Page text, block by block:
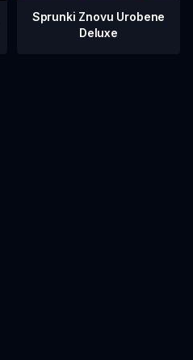
Sprunki Znovu Urobene
Deluxe